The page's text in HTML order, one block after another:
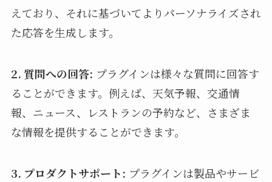
えており、それに基づいてよりパーソナライズされ
た応答を生成します。
2. 質問への回答: プラグインは様々な質問に回答す
ることができます。例えば、天気予報、交通情
報、ニュース、レストランの予約など、さまざま
な情報を提供することができます。
3. プロダクトサポート: プラグインは製品やサービ